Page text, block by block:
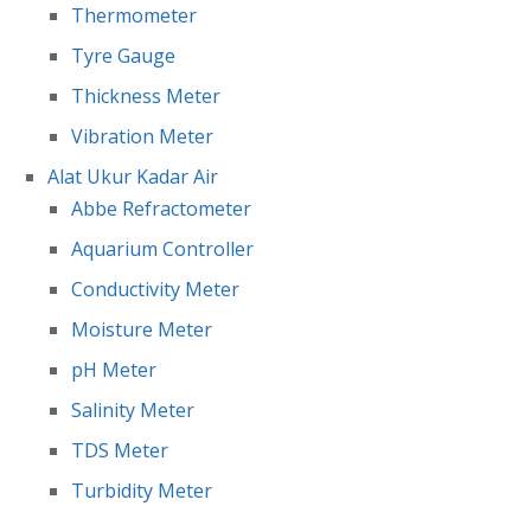
Thermometer
Tyre Gauge
Thickness Meter
Vibration Meter
Alat Ukur Kadar Air
Abbe Refractometer
Aquarium Controller
Conductivity Meter
Moisture Meter
pH Meter
Salinity Meter
TDS Meter
Turbidity Meter